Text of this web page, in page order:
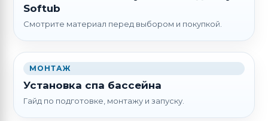
Softub
Смотрите материал перед выбором и покупкой.
МОНТАЖ
Установка спа бассейна
Гайд по подготовке, монтажу и запуску.